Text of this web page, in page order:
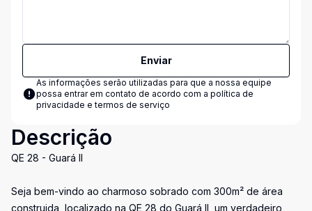
Enviar
As informações serão utilizadas para que a nossa equipe
possa entrar em contato de acordo com a política de
privacidade e termos de serviço
Descrição
QE 28 - Guará II
Seja bem-vindo ao charmoso sobrado com 300m² de área
construida, localizado na QE 28 do Guará II, um verdadeiro